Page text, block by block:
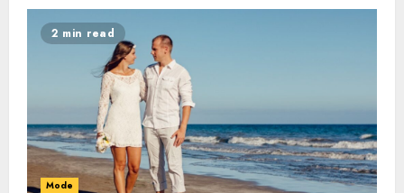
2 min read
Mode